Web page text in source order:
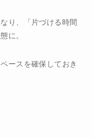
り、「片づける時間
に。
ースを確保しておき